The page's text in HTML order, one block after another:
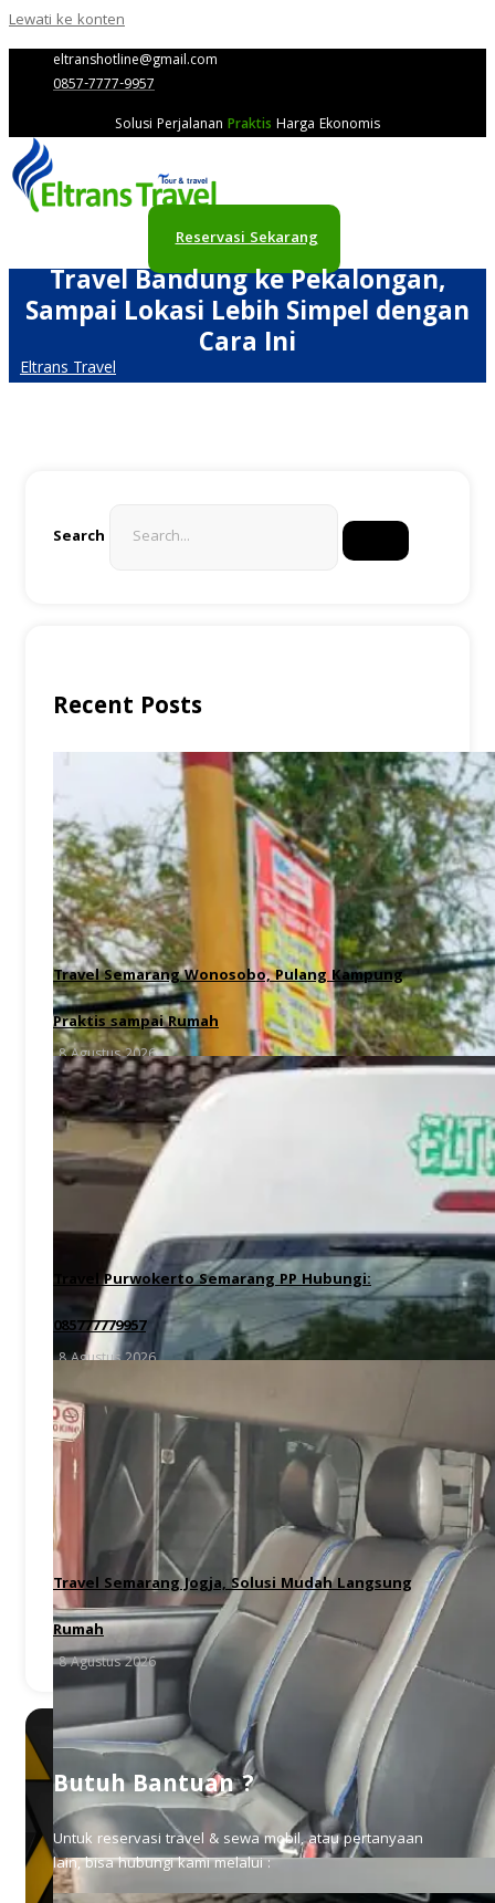
Lewati ke konten
eltranshotline@gmail.com
0857-7777-9957
Solusi Perjalanan Praktis Harga Ekonomis
Reservasi Sekarang
Travel Bandung ke Pekalongan,
Sampai Lokasi Lebih Simpel dengan
Cara Ini
Eltrans Travel
Search
Recent Posts
Travel Semarang Wonosobo, Pulang Kampung
Praktis sampai Rumah
8 Agustus 2026
Travel Purwokerto Semarang PP Hubungi:
085777779957
8 Agustus 2026
Travel Semarang Jogja, Solusi Mudah Langsung
Rumah
8 Agustus 2026
Butuh Bantuan ?
Untuk reservasi travel & sewa mobil, atau pertanyaan
lain, bisa hubungi kami melalui :